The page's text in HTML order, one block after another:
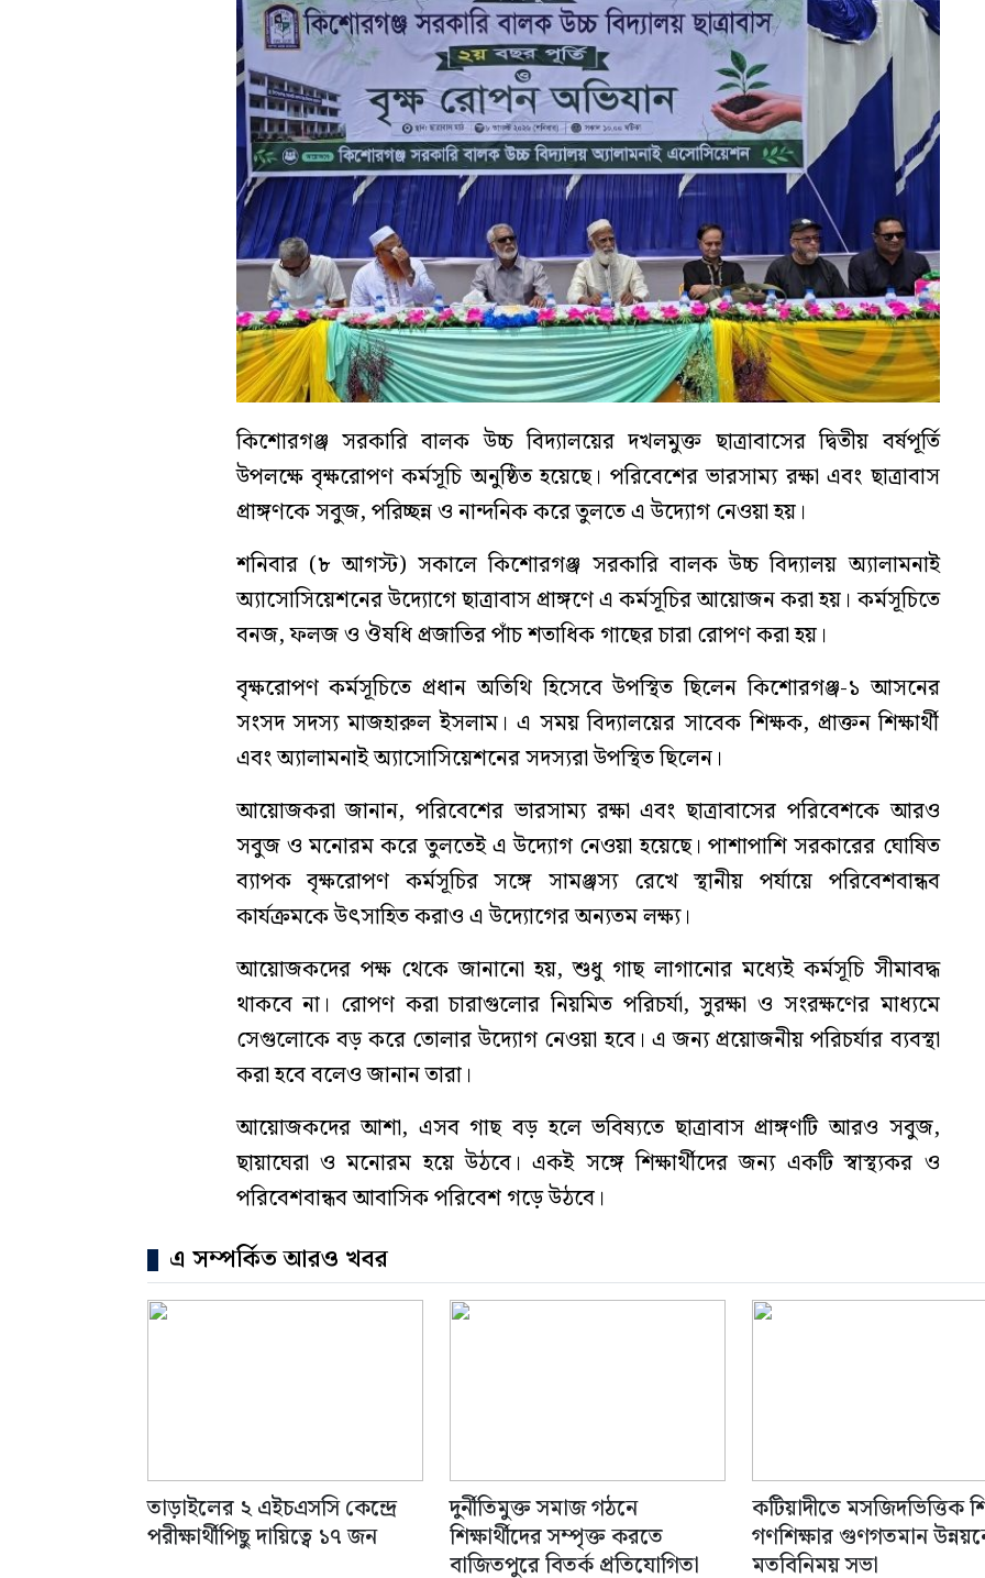
কিশোরগঞ্জ সরকারি বালক উচ্চ বিদ্যালয়ের দখলমুক্ত ছাত্রাবাসের দ্বিতীয় বর্ষপূর্তি
উপলক্ষে বৃক্ষরোপণ কর্মসূচি অনুষ্ঠিত হয়েছে। পরিবেশের ভারসাম্য রক্ষা এবং ছাত্রাবাস
প্রাঙ্গণকে সবুজ, পরিচ্ছন্ন ও নান্দনিক করে তুলতে এ উদ্যোগ নেওয়া হয়।
শনিবার (৮ আগস্ট) সকালে কিশোরগঞ্জ সরকারি বালক উচ্চ বিদ্যালয় অ্যালামনাই
অ্যাসোসিয়েশনের উদ্যোগে ছাত্রাবাস প্রাঙ্গণে এ কর্মসূচির আয়োজন করা হয়। কর্মসূচিতে
বনজ, ফলজ ও ঔষধি প্রজাতির পাঁচ শতাধিক গাছের চারা রোপণ করা হয়।
বৃক্ষরোপণ কর্মসূচিতে প্রধান অতিথি হিসেবে উপস্থিত ছিলেন কিশোরগঞ্জ-১ আসনের
সংসদ সদস্য মাজহারুল ইসলাম। এ সময় বিদ্যালয়ের সাবেক শিক্ষক, প্রাক্তন শিক্ষার্থী
এবং অ্যালামনাই অ্যাসোসিয়েশনের সদস্যরা উপস্থিত ছিলেন।
আয়োজকরা জানান, পরিবেশের ভারসাম্য রক্ষা এবং ছাত্রাবাসের পরিবেশকে আরও
সবুজ ও মনোরম করে তুলতেই এ উদ্যোগ নেওয়া হয়েছে। পাশাপাশি সরকারের ঘোষিত
ব্যাপক বৃক্ষরোপণ কর্মসূচির সঙ্গে সামঞ্জস্য রেখে স্থানীয় পর্যায়ে পরিবেশবান্ধব
কার্যক্রমকে উৎসাহিত করাও এ উদ্যোগের অন্যতম লক্ষ্য।
আয়োজকদের পক্ষ থেকে জানানো হয়, শুধু গাছ লাগানোর মধ্যেই কর্মসূচি সীমাবদ্ধ
থাকবে না। রোপণ করা চারাগুলোর নিয়মিত পরিচর্যা, সুরক্ষা ও সংরক্ষণের মাধ্যমে
সেগুলোকে বড় করে তোলার উদ্যোগ নেওয়া হবে। এ জন্য প্রয়োজনীয় পরিচর্যার ব্যবস্থা
করা হবে বলেও জানান তারা।
আয়োজকদের আশা, এসব গাছ বড় হলে ভবিষ্যতে ছাত্রাবাস প্রাঙ্গণটি আরও সবুজ,
ছায়াঘেরা ও মনোরম হয়ে উঠবে। একই সঙ্গে শিক্ষার্থীদের জন্য একটি স্বাস্থ্যকর ও
পরিবেশবান্ধব আবাসিক পরিবেশ গড়ে উঠবে।
এ সম্পর্কিত আরও খবর
তাড়াইলের ২ এইচএসসি কেন্দ্রে
পরীক্ষার্থীপিছু দায়িত্বে ১৭ জন
দুর্নীতিমুক্ত সমাজ গঠনে
শিক্ষার্থীদের সম্পৃক্ত করতে
বাজিতপুরে বিতর্ক প্রতিযোগিতা
কটিয়াদীতে মসজিদভিত্তিক
গণশিক্ষার গুণগতমান
মতবিনিময় সভা